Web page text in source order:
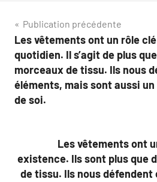
Navigation
de
l’article
Publication précédente
Les vêtements ont un rôle
quotidien. Il s’agit de plus
morceaux de tissu. Ils nous
éléments, mais sont aussi un
de soi.
Les vêtements ont
existence. Ils sont plus que
de tissu. Ils nous